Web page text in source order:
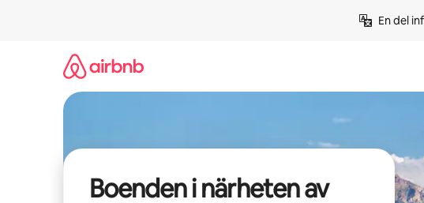
En del
Boenden i närheten av